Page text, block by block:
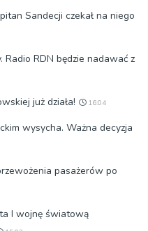
Sandecji czekał na niego
Radio RDN będzie nadawać z
już działa! 16:04
wysycha. Ważna decyzja
pasażerów po
I wojnę światową